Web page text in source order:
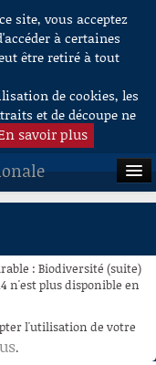
site, vous acceptez
à certaines
être retiré à tout
de cookies, les
et de découpe ne
savoir plus
: Biodiversité (suite)
n'est plus disponible en
l'utilisation de votre
.